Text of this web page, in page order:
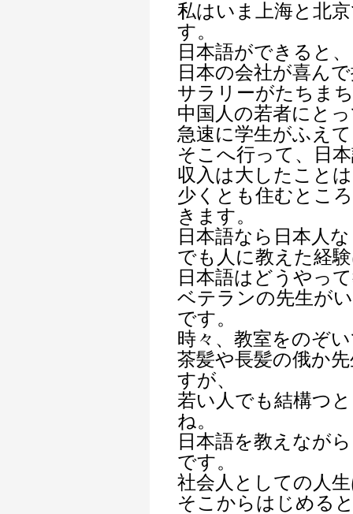
私はいま上海と北
す。
日本語ができると、
日本の会社が喜ん
サラリーがたちま
中国人の若者にと
急速に学生がふえ
そこへ行って、日
収入は大したこと
少くとも住むとこ
きます。
日本語なら日本人
でも人に教えた経
日本語はどうやっ
ベテランの先生が
です。
時々、教室をのぞ
茶髪や長髪の俄か
すが、
若い人でも結構つ
ね。
日本語を教えなが
です。
社会人としての人
そこからはじめる